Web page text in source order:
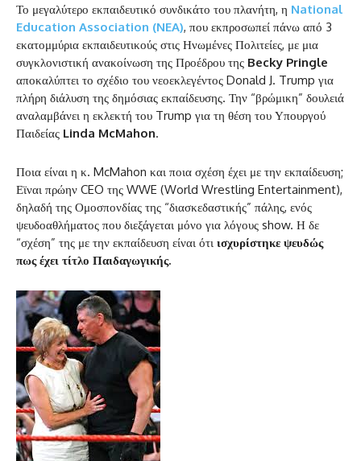
Το μεγαλύτερο εκπαιδευτικό συνδικάτο του πλανήτη, η National
Education Association (NEA), που εκπροσωπεί πάνω από 3
εκατομμύρια εκπαιδευτικούς στις Ηνωμένες Πολιτείες, με μια
συγκλονιστική ανακοίνωση της Προέδρου της Becky Pringle
αποκαλύπτει το σχέδιο του νεοεκλεγέντος Donald J. Trump για
πλήρη διάλυση της δημόσιας εκπαίδευσης. Την “βρώμικη” δουλειά
αναλαμβάνει η εκλεκτή του Trump για τη θέση του Υπουργού
Παιδείας Linda McMahon.
Ποια είναι η κ. McMahon και ποια σχέση έχει με την εκπαίδευση;
Εϊναι πρώην CEO της WWE (World Wrestling Entertainment),
δηλαδή της Ομοσπονδίας της “διασκεδαστικής” πάλης, ενός
ψευδοαθλήματος που διεξάγεται μόνο για λόγους show. Η δε
“σχέση” της με την εκπαίδευση είναι ότι ισχυρίστηκε ψευδώς
πως έχει τίτλο Παιδαγωγικής.